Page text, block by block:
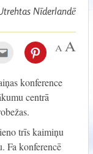
Nīderlandē
konference
centrā
trīs kaimiņu
Fa konferencē